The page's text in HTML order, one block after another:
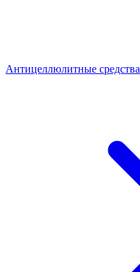
Антицеллюлитные средства